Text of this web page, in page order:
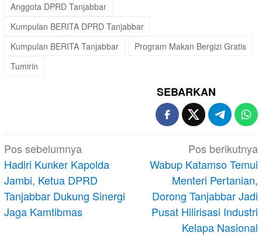
Anggota DPRD Tanjabbar
Kumpulan BERITA DPRD Tanjabbar
Kumpulan BERITA Tanjabbar
Program Makan Bergizi Gratis
Tumirin
SEBARKAN
Navigasi
pos
Pos sebelumnya
Hadiri Kunker Kapolda
Jambi, Ketua DPRD
Tanjabbar Dukung Sinergi
Jaga Kamtibmas
Pos berikutnya
Wabup Katamso Temui
Menteri Pertanian,
Dorong Tanjabbar Jadi
Pusat Hilirisasi Industri
Kelapa Nasional